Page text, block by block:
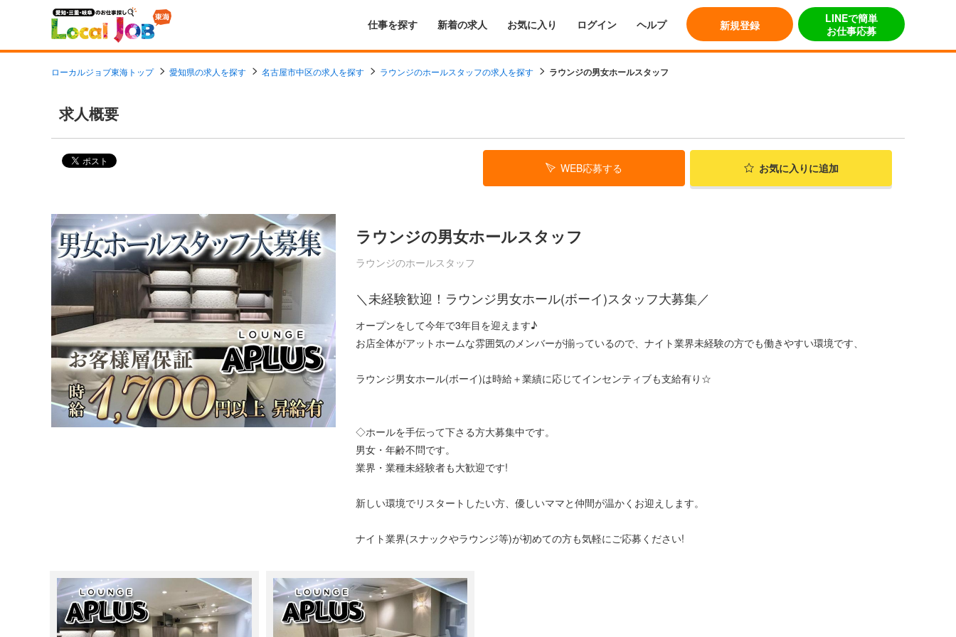
仕事を探す 新着の求人 お気に入り ログイン ヘルプ 新規登録
LINEで簡単
お仕事応募
ローカルジョブ東海トップ 愛知県の求人を探す 名古屋市中区の求人を探す ラウンジのホールスタッフの求人を探す ラウンジの男女ホールスタッフ
求人概要
WEB応募する お気に入り に追加
ラウンジの男女ホールスタッフ
ラウンジのホールスタッフ
＼未経験歓迎！ラウンジ男女ホール(ボーイ)スタッフ大募集／
オープンをして今年で3年目を迎えます♪
お店全体がアットホームな雰囲気のメンバーが揃っているので、ナイト業界未経験の方でも働きやすい環境です、
ラウンジ男女ホール(ボーイ)は時給＋業績に応じてインセンティブも支給有り☆
◇ホールを手伝って下さる方大募集中です。
男女・年齢不問です。
業界・業種未経験者も大歓迎です!
新しい環境でリスタートしたい方、優しいママと仲間が温かくお迎えします。
ナイト業界(スナックやラウンジ等)が初めての方も気軽にご応募ください!